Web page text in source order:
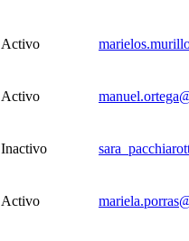
Activo
Activo
Inactivo
Activo